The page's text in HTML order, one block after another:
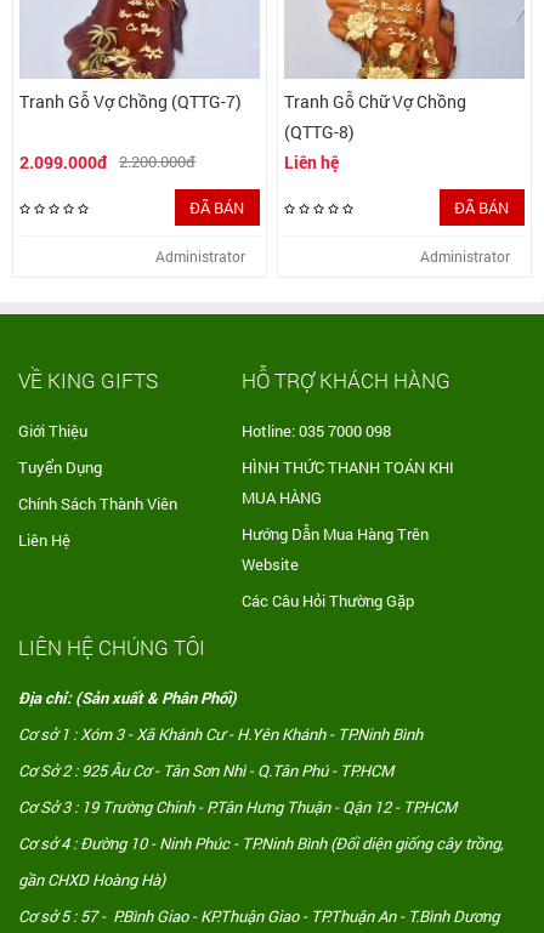
Tranh Gỗ Vợ Chồng (QTTG-7)
2.099.000đ 2.200.000đ
ĐÃ BÁN
Administrator
Tranh Gỗ Chữ Vợ Chồng
(QTTG-8)
Liên hệ
ĐÃ BÁN
Administrator
VỀ KING GIFTS
Giới Thiệu
Tuyển Dụng
Chính Sách Thành Viên
Liên Hệ
HỖ TRỢ KHÁCH HÀNG
Hotline: 035 7000 098
HÌNH THỨC THANH TOÁN KHI
MUA HÀNG
Hướng Dẫn Mua Hàng Trên
Website
Các Câu Hỏi Thường Gặp
LIÊN HỆ CHÚNG TÔI
Địa chỉ: (Sản xuất & Phân Phối)
Cơ sở 1 : Xóm 3 - Xã Khánh Cư - H.Yên Khánh - TP.Ninh Bình
Cơ Sở 2 : 925 Âu Cơ - Tân Sơn Nhì - Q.Tân Phú - TP.HCM
Cơ Sở 3 : 19 Trường Chinh - P.Tân Hưng Thuận - Qận 12 - TP.HCM
Cơ sở 4 : Đường 10 - Ninh Phúc - TP.Ninh Bình (Đối diện giống cây trồng,
gần CHXD Hoàng Hà)
Cơ sở 5 : 57 - P.Bình Giao - KP.Thuận Giao - TP.Thuận An - T.Bình Dương